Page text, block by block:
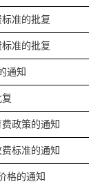
准的批复
准的批复
通知
政策的通知
标准的通知
格的通知